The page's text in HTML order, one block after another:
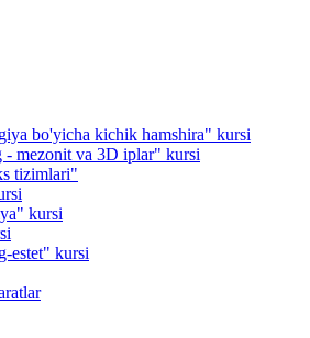
bo'yicha kichik hamshira" kursi
- mezonit va 3D iplar" kursi
tizimlari"
kursi
estet" kursi